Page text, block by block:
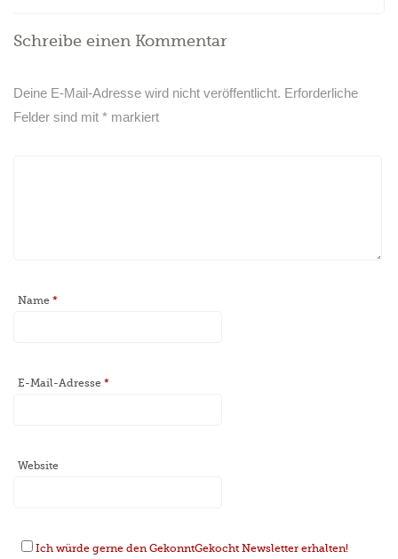
Schreibe einen Kommentar
Deine E-Mail-Adresse wird nicht veröffentlicht. Erforderliche
Felder sind mit* markiert
Name*
E-Mail-Adresse*
Website
Ich würde gerne den GekonntGekocht Newsletter erhalten!